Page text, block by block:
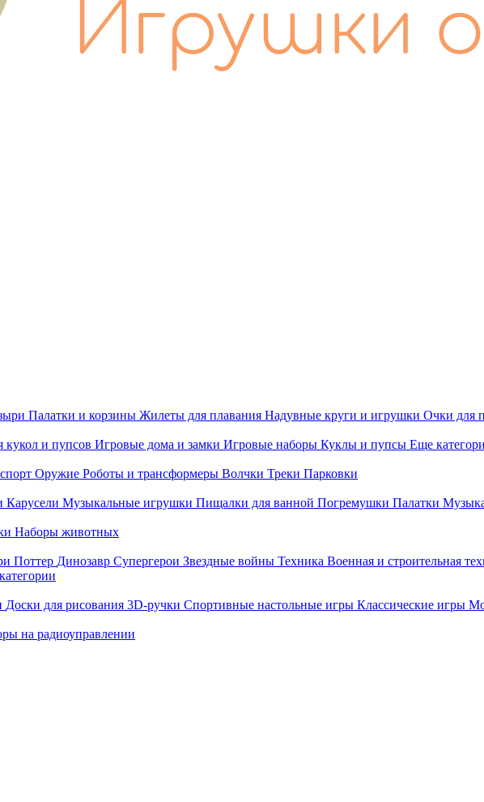
Палатки и корзины Жилеты для плавания Надувные круги и игрушки Очки для
кукол и пупсов Игровые дома и замки Игровые наборы Куклы и пупсы Еще
Оружие Роботы и трансформеры Волчки Треки Парковки
Карусели Музыкальные игрушки Пищалки для ванной Погремушки Палатки
Наборы животных
Поттер Динозавр Супергерои Звездные войны Техника Военная и строительная
Доски для рисования 3D-ручки Спортивные настольные игры Классические игры
на радиоуправлении